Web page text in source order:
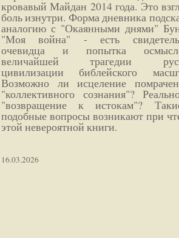
кровавый Майдан 2014 года. Это
боль изнутри. Форма дневника
аналогию с "Окаянными днями"
"Моя война" - есть
очевидца и попытка
величайшей трагедии
цивилизации библейского
Возможно ли исцеление
"коллективного сознания"?
"возвращение к истокам"?
подобные вопросы возникают при
этой невероятной книги.
16.03.2026